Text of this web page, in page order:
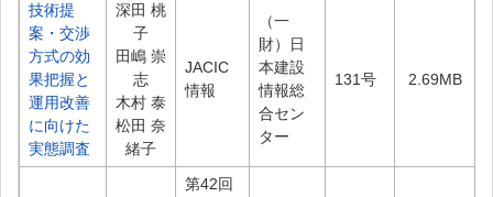
技術提
案・交渉
方式の効
果把握と
運用改善
に向けた
実態調査
深田 桃
子
田嶋 崇
志
木村 泰
松田 奈
緒子
JACIC
情報
（一
財）日
本建設
情報総
合セン
ター
131号 2.69MB
第42回